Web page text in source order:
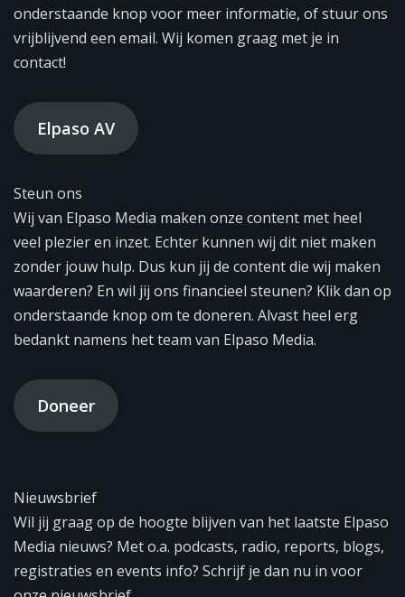
onderstaande knop voor meer informatie, of stuur ons
vrijblijvend een email. Wij komen graag met je in
contact!
Elpaso AV
Steun ons
Wij van Elpaso Media maken onze content met heel
veel plezier en inzet. Echter kunnen wij dit niet maken
zonder jouw hulp. Dus kun jij de content die wij maken
waarderen? En wil jij ons financieel steunen? Klik dan op
onderstaande knop om te doneren. Alvast heel erg
bedankt namens het team van Elpaso Media.
Doneer
Nieuwsbrief
Wil jij graag op de hoogte blijven van het laatste Elpaso
Media nieuws? Met o.a. podcasts, radio, reports, blogs,
registraties en events info? Schrijf je dan nu in voor